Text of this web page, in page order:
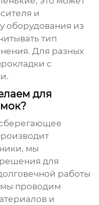
и
оборудования из
тип
Для разных
с
для
мы
для
работы
проводим
и